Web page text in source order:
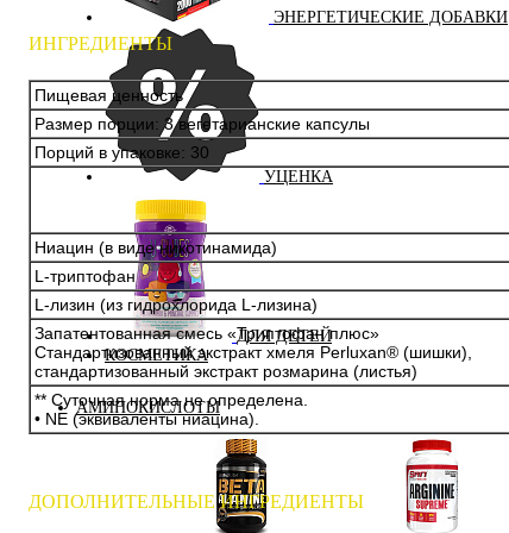
ЭНЕРГЕТИЧЕСКИЕ ДОБАВКИ
УЦЕНКА
ДЛЯ ДЕТЕЙ
КОСМЕТИКА
АМИНОКИСЛОТЫ
ИНГРЕДИЕНТЫ
Пищевая ценность
Размер порции: 3 вегетарианские капсулы
Порций в упаковке: 30
Ниацин (в виде никотинамида)
L-триптофан
L-лизин (из гидрохлорида L-лизина)
Запатентованная смесь «Триптофан плюс»
Стандартизованный экстракт хмеля Perluxan® (шишки),
стандартизованный экстракт розмарина (листья)
** Суточная норма не определена.
• NE (эквиваленты ниацина).
ДОПОЛНИТЕЛЬНЫЕ ИНГРЕДИЕНТЫ